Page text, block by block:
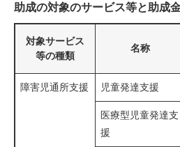
助成の対象のサービス等と助成
対象サービス
等の種類
名称
障害児通所支援 児童発達支援
医療型児童発達支
援